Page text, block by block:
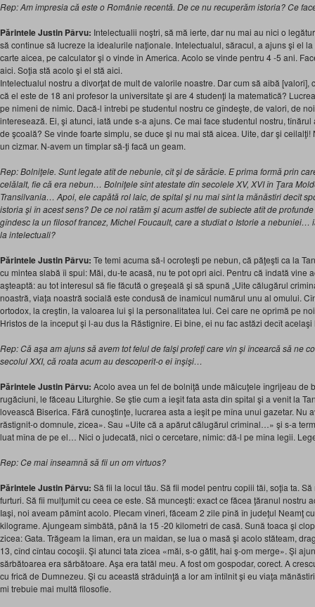
Rep: Am impresia că este o Românie recentă. De ce nu recuperăm istoria? Ce
Părintele Justin Pârvu: Intelectualii noştri, să mă ierte, dar nu mai au nici o
să continue să lucreze la idealurile naţionale. Intelectualul, săracul, a ajuns şi el
carte aicea, pe calculator şi o vinde în America. Acolo se vinde pentru 4 -5 ani.
aici. Soţia stă acolo şi el stă aici.
Intelectualul nostru a divorţat de mult de valorile noastre. Dar cum să aibă
că el este de 18 ani profesor la universitate şi are 4 studenţi la matematică?
pe nimeni de nimic. Dacă-l întrebi pe studentul nostru ce gîndeşte, de valori, de
interesează. Ei, şi atunci, iată unde s-a ajuns. Ce mai face studentul nostru,
de şcoală? Se vinde foarte simplu, se duce şi nu mai stă aicea. Uite, dar şi
un cizmar. N-avem un tîmplar să-ţi facă un geam.
Rep: Bolniţele. Sunt legate atît de nebunie, cît şi de sărăcie. E prima formă prin
celălalt, fie că era nebun… Bolniţele sînt atestate din secolele XV, XVI în Ţara
Transilvania… Apoi, ele capătă rol laic, de spital şi nu mai sînt la mănăstiri decît
istoria şi în acest sens? De ce noi ratăm şi acum astfel de subiecte atît de
gîndesc la un filosof francez, Michel Foucault, care a studiat o Istorie a nebuniei…
la intelectuali?
Părintele Justin Pârvu: Te temi acuma să-l ocroteşti pe nebun, că păţeşti ca la
cu mintea slabă îi spui: Măi, du-te acasă, nu te pot opri aici. Pentru că îndată vine
aşteaptă: au tot interesul să fie făcută o greşeală şi să spună „Uite călugărul
noastră, viaţa noastră socială este condusă de inamicul numărul unu al omului.
ortodox, la creştin, la valoarea lui şi la personalitatea lui. Cei care ne oprimă pe
Hristos de la început şi l-au dus la Răstignire. Ei bine, ei nu fac astăzi decît
Rep: Că aşa am ajuns să avem tot felul de falşi profeţi care vin şi încearcă să ne
secolul XXI, că roata acum au descoperit-o ei înşişi…
Părintele Justin Pârvu: Acolo avea un fel de bolniţă unde măicuţele îngrijeau de
rugăciuni, le făceau Liturghie. Se ştie cum a ieşit fata asta din spital şi a venit la
lovească Biserica. Fără cunoştinţe, lucrarea asta a ieşit pe mîna unui gazetar. Nu
răstignit-o domnule, zicea». Sau «Uite că a apărut călugărul criminal…» şi s-a
luat mîna de pe el… Nici o judecată, nici o cercetare, nimic: dă-l pe mîna legii.
Rep: Ce mai înseamnă să fii un om virtuos?
Părintele Justin Pârvu: Să fii la locul tău. Să fii model pentru copiii tăi, soţia ta.
furturi. Să fii mulţumit cu ceea ce este. Să munceşti: exact ce făcea ţăranul nostru
Iaşi, noi aveam pămînt acolo. Plecam vineri, făceam 2 zile pînă în judeţul Neamţ
kilograme. Ajungeam sîmbătă, până la 15 -20 kilometri de casă. Sună toaca şi
zicea: Gata. Trăgeam la liman, era un maidan, se lua o masă şi acolo stăteam,
13, cînd cîntau cocoşii. Şi atunci tata zicea «măi, s-o gătit, hai ş-om merge». Şi
sărbătoarea era sărbătoare. Aşa era tatăl meu. A fost om gospodar, corect. A
cu frică de Dumnezeu. Şi cu această străduinţă a lor am întîlnit şi eu viaţa
mi trebuie mai multă filosofie.